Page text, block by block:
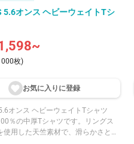
5.6オンス ヘビーウェイトTシ
枚)
お気に入りに登録
オンス ヘビーウェイトTシャツ
％の中厚Tシャツです。リングス
使用した天竺素材で、滑らかさと光